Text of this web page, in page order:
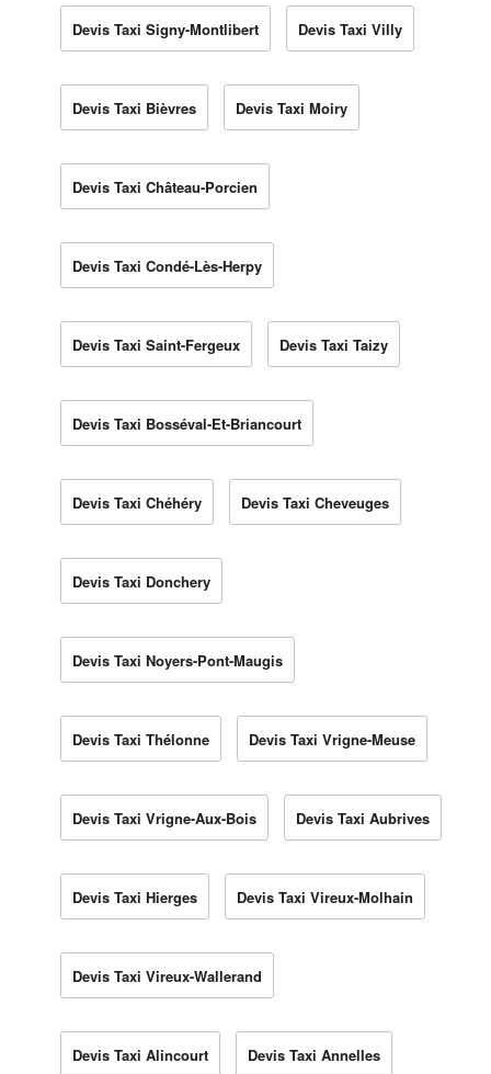
Devis Taxi Signy-Montlibert Devis Taxi Villy
Devis Taxi Bièvres Devis Taxi Moiry
Devis Taxi Château-Porcien
Devis Taxi Condé-Lès-Herpy
Devis Taxi Saint-Fergeux Devis Taxi Taizy
Devis Taxi Bosséval-Et-Briancourt
Devis Taxi Chéhéry Devis Taxi Cheveuges
Devis Taxi Donchery
Devis Taxi Noyers-Pont-Maugis
Devis Taxi Thélonne Devis Taxi Vrigne-Meuse
Devis Taxi Vrigne-Aux-Bois Devis Taxi Aubrives
Devis Taxi Hierges Devis Taxi Vireux-Molhain
Devis Taxi Vireux-Wallerand
Devis Taxi Alincourt Devis Taxi Annelles